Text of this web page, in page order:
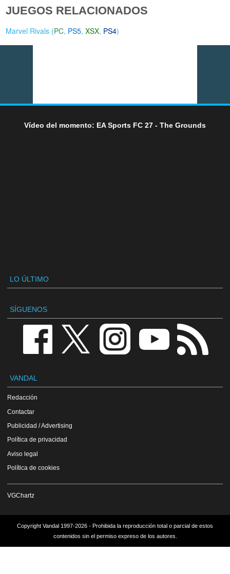
JUEGOS RELACIONADOS
Marvel Rivals (PC, PS5,XSX, PS4)
Vídeo del momento: EA Sports FC 27 - The Grounds
LO ÚLTIMO
SÍGUENOS
VANDAL
Redacción
Contactar
Publicidad / Advertising
Política de privacidad
Aviso legal
Política de cookies
VGChartz
Copyright Vandal 1997-2026 - Prohibida la reproducción total o parcial de estos
contenidos sin el permiso expreso de los autores.